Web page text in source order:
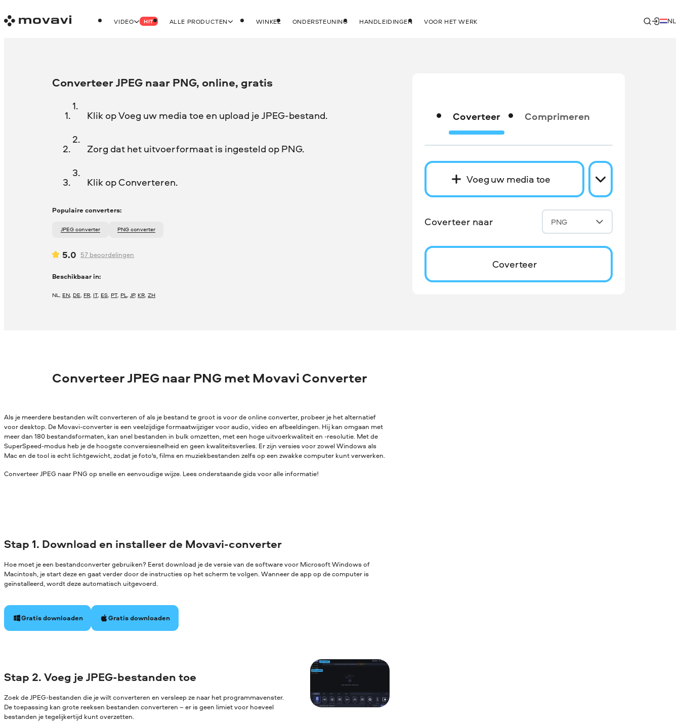
VIDEO HIT ALLE PRODUCTEN WINKEL ONDERSTEUNING HANDLEIDINGEN VOOR HET WERK NL
Converteer JPEG naar PNG, online, gratis
Klik op Voeg uw media toe en upload je JPEG-bestand.
Zorg dat het uitvoerformaat is ingesteld op PNG.
Klik op Converteren.
Populaire converters:
JPEG converter PNG converter
5.0 57 beoordelingen
Beschikbaar in:
NL, EN, DE, FR, IT, ES, PT, PL,JP, KR,ZH
Coverteer Comprimeren
Voeg uw media toe
Coverteer naar PNG
Coverteer
Converteer JPEG naar PNG met Movavi Converter
Als je meerdere bestanden wilt converteren of als je bestand te groot is voor de online converter, probeer je het alternatief
voor desktop. De Movavi-converter is een veelzijdige formaatwijziger voor audio, video en afbeeldingen. Hij kan omgaan met
meer dan 180 bestandsformaten, kan snel bestanden in bulk omzetten, met een hoge uitvoerkwaliteit en -resolutie. Met de
SuperSpeed-modus heb je de hoogste conversiesnelheid en geen kwaliteitsverlies. Er zijn versies voor zowel Windows als
Mac en de tool is echt lichtgewicht, zodat je foto's, films en muziekbestanden zelfs op een zwakke computer kunt verwerken.
Converteer JPEG naar PNG op snelle en eenvoudige wijze. Lees onderstaande gids voor alle informatie!
Stap 1. Download en installeer de Movavi-converter
Hoe moet je een bestandconverter gebruiken? Eerst download je de versie van de software voor Microsoft Windows of
Macintosh, je start deze en gaat verder door de instructies op het scherm te volgen. Wanneer de app op de computer is
geïnstalleerd, wordt deze automatisch uitgevoerd.
Gratis downloaden Gratis downloaden
Stap 2. Voeg je JPEG-bestanden toe
Zoek de JPEG-bestanden die je wilt converteren en versleep ze naar het programmavenster.
De toepassing kan grote reeksen bestanden converteren – er is geen limiet voor hoeveel
bestanden je tegelijkertijd kunt overzetten.